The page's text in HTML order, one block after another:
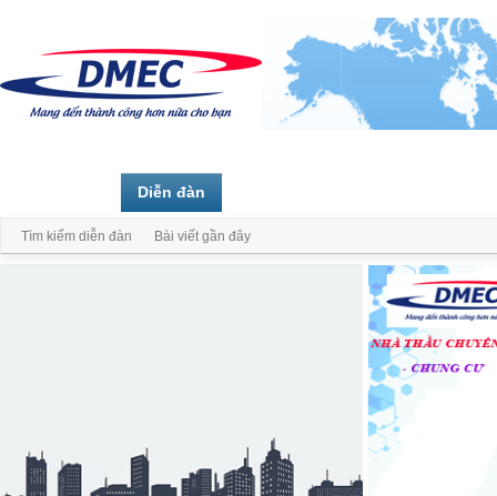
Diễn đàn
Tìm kiếm diễn đàn Bài viết gần đây